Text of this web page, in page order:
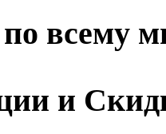
всему
и